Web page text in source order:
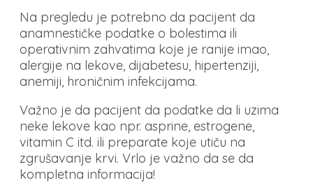
Na pregledu je potrebno da pacijent da
anamnestičke podatke o bolestima ili
operativnim zahvatima koje je ranije imao,
alergije na lekove, dijabetesu, hipertenziji,
anemiji, hroničnim infekcijama.
Važno je da pacijent da podatke da li uzima
neke lekove kao npr. asprine, estrogene,
vitamin C itd. ili preparate koje utiču na
zgrušavanje krvi. Vrlo je važno da se da
kompletna informacija!